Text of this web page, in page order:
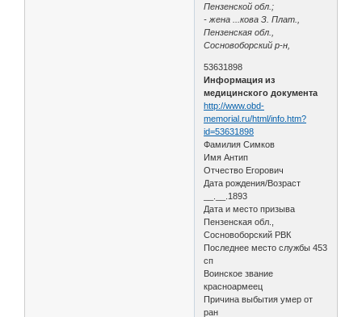
Пензенской обл.;
- жена ...кова З. Плат.,
Пензенская обл.,
Сосновоборский р-н,
53631898
Информация из
медицинского документа
http://www.obd-
memorial.ru/html/info.htm?
id=53631898
Фамилия Симков
Имя Антип
Отчество Егорович
Дата рождения/Возраст
__.__.1893
Дата и место призыва
Пензенская обл.,
Сосновоборский РВК
Последнее место службы 453
сп
Воинское звание
красноармеец
Причина выбытия умер от
ран